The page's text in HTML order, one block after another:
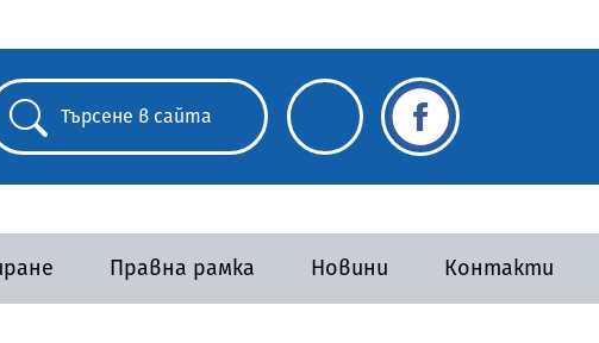
Правна рамка Новини Контакти